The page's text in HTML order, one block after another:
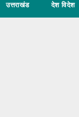
उत्तराखंड देश विदेश